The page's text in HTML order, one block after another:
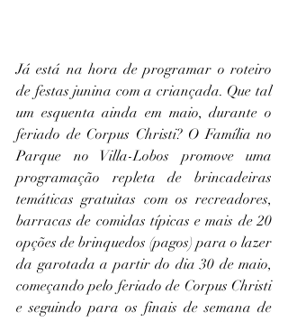
Já está na hora de programar o roteiro
de festas junina com a criançada. Que tal
um esquenta ainda em maio, durante o
feriado de Corpus Christi? O Família no
Parque no Villa-Lobos promove uma
programação repleta de brincadeiras
temáticas gratuitas com os recreadores,
barracas de comidas típicas e mais de 20
opções de brinquedos (pagos) para o lazer
da garotada a partir do dia 30 de maio,
começando pelo feriado de Corpus Christi
e seguindo para os finais de semana de